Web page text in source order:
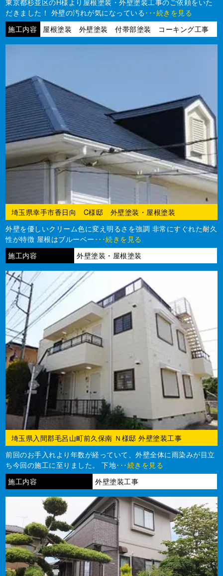
だきました！ 外壁の汚れが気になっている･･･続きを見る
施工内容
屋根塗装 外壁塗装 付帯部塗装 コーキング工事
埼玉県幸手市香日向 C様邸 外壁塗装・屋根塗装
外壁を優しいクリーム色に変え明るさを強調 非常にすぐれた耐久
性が特徴 屋根はブルーベー ･･･続きを見る
施工内容
外壁塗装・屋根塗装
埼玉県入間郡毛呂山町前久保南 Ｎ様邸 外壁塗装工事
前回のお手入れより年数が経っていて、外壁全体に雨染みが目立
ち今回の施工に至りました。 下地･･･続きを見る
施工内容
外壁塗装工事